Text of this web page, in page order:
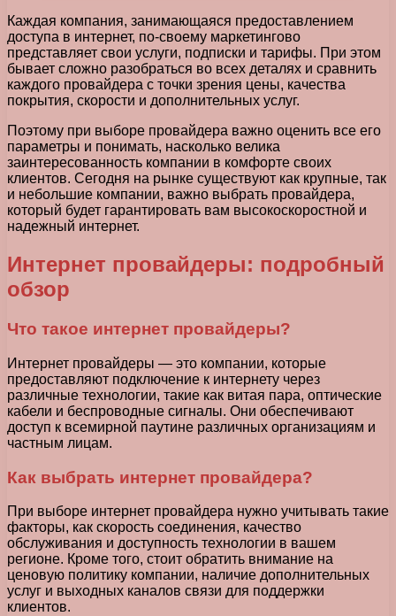
Каждая компания, занимающаяся предоставлением
доступа в интернет, по-своему маркетингово
представляет свои услуги, подписки и тарифы. При этом
бывает сложно разобраться во всех деталях и сравнить
каждого провайдера с точки зрения цены, качества
покрытия, скорости и дополнительных услуг.
Поэтому при выборе провайдера важно оценить все его
параметры и понимать, насколько велика
заинтересованность компании в комфорте своих
клиентов. Сегодня на рынке существуют как крупные, так
и небольшие компании, важно выбрать провайдера,
который будет гарантировать вам высокоскоростной и
надежный интернет.
Интернет провайдеры: подробный
обзор
Что такое интернет провайдеры?
Интернет провайдеры — это компании, которые
предоставляют подключение к интернету через
различные технологии, такие как витая пара, оптические
кабели и беспроводные сигналы. Они обеспечивают
доступ к всемирной паутине различных организациям и
частным лицам.
Как выбрать интернет провайдера?
При выборе интернет провайдера нужно учитывать такие
факторы, как скорость соединения, качество
обслуживания и доступность технологии в вашем
регионе. Кроме того, стоит обратить внимание на
ценовую политику компании, наличие дополнительных
услуг и выходных каналов связи для поддержки
клиентов.